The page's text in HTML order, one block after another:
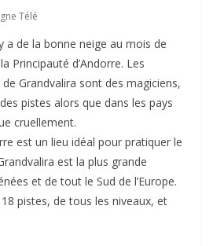
Télé
a de la bonne neige au mois de
Principauté d’Andorre. Les
Grandvalira sont des magiciens,
pistes alors que dans les pays
cruellement.
est un lieu idéal pour pratiquer le
est la plus grande
et de tout le Sud de l’Europe.
pistes, de tous les niveaux, et